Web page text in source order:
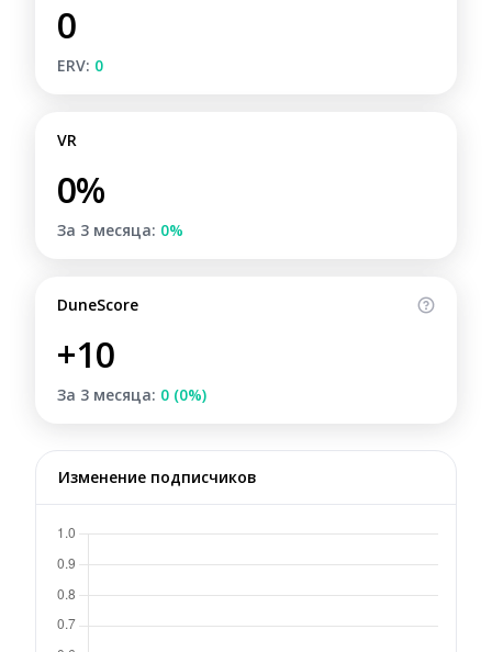
0
ERV: 0
VR
0%
За 3 месяца: 0%
DuneScore
+10
За 3 месяца: 0 (0%)
Изменение подписчиков